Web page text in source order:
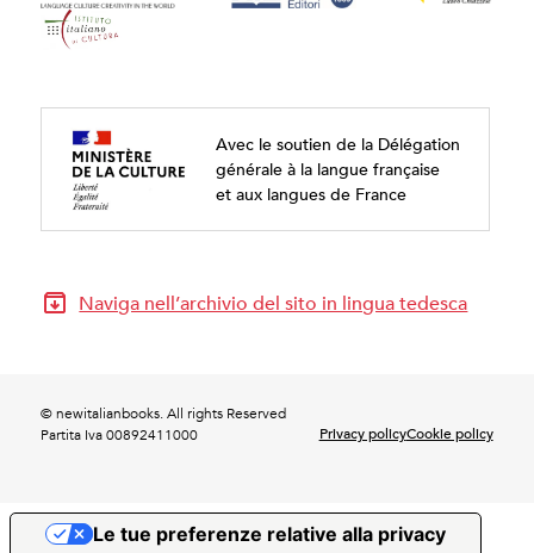
Avec le soutien de la Délégation
générale à la langue française
et aux langues de France
Naviga nell’archivio del sito in lingua tedesca
© newitalianbooks. All rights Reserved
Partita Iva 00892411000
Privacy policyCookie policy
Le tue preferenze relative alla privacy